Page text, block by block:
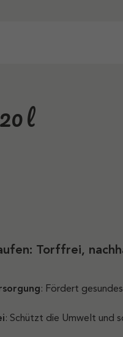
l
Torffrei,
: Fördert
: Schützt die Umwelt und